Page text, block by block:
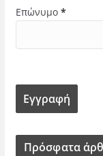
Επώνυμο *
Πρόσφατα